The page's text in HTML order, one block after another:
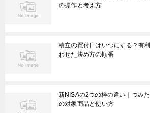
の操作と考え方
積立の買付日はいつにする？有
わせた決め方の順番
新NISAの2つの枠の違い｜つみ
の対象商品と使い方